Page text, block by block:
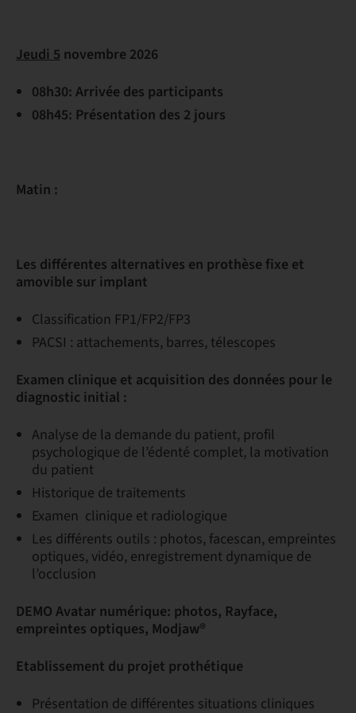
Jeudi 5 novembre 2026
08h30: Arrivée des participants
08h45: Présentation des 2 jours
Matin :
Les différentes alternatives en prothèse fixe et
amovible sur implant
Classification FP1/FP2/FP3
PACSI : attachements, barres, télescopes
Examen clinique et acquisition des données pour le
diagnostic initial :
Analyse de la demande du patient, profil
psychologique de l’édenté complet, la motivation
du patient
Historique de traitements
Examen clinique et radiologique
Les différents outils : photos, facescan, empreintes
optiques, vidéo, enregistrement dynamique de
l’occlusion
DEMO Avatar numérique: photos, Rayface,
empreintes optiques, Modjaw®
Etablissement du projet prothétique
Présentation de différentes situations cliniques